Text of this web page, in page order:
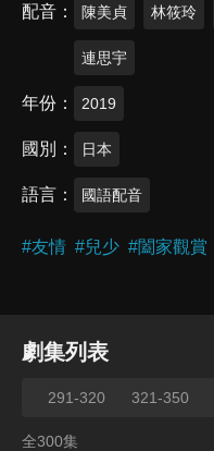
配音 陳美貞 林筱玲
連思宇
年份 2019
國別 日本
語言 國語配音
#友情 #兒少 #闔家觀賞
劇集列表
291-320 321-350
全300集